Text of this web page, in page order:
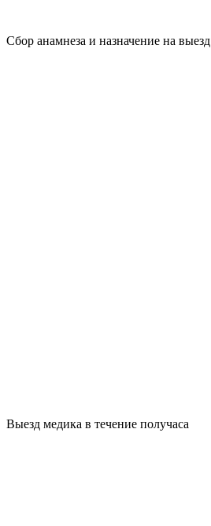
Сбор анамнеза и назначение на выезд
Выезд медика в течение получаса